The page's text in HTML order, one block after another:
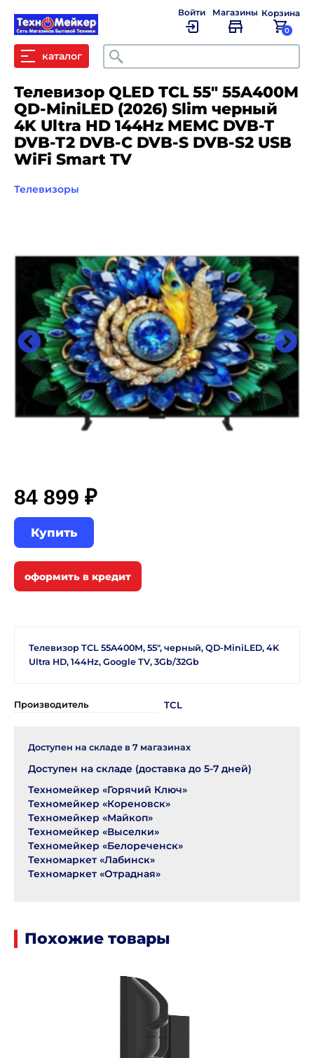
каталог Поиск
Войти Магазины Корзина
0
Телевизор QLED TCL 55" 55A400M
QD-MiniLED (2026) Slim черный
4K Ultra HD 144Hz MEMC DVB-T
DVB-T2 DVB-C DVB-S DVB-S2 USB
WiFi Smart TV
Телевизоры
84 899 ₽
Купить
Телевизор TCL 55A400M, 55", черный, QD-MiniLED, 4K
Ultra HD, 144Hz, Google TV, 3Gb/32Gb
Производитель TCL
Доступен на складе в 7 магазинах
Доступен на складе (доставка до 5-7 дней)
Техномейкер «Горячий Ключ»
Техномейкер «Кореновск»
Техномейкер «Майкоп»
Техномейкер «Выселки»
Техномейкер «Белореченск»
Техномаркет «Лабинск»
Техномаркет «Отрадная»
Похожие товары